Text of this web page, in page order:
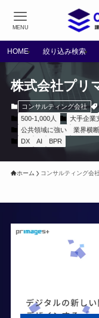
MENU
HOME 絞り込み検索
株式会社プリ
コンサルティング会社
500-1,000人
大手企業
公共領域に強い
業界横断
DX
AI BPR
ホーム コンサルティング会